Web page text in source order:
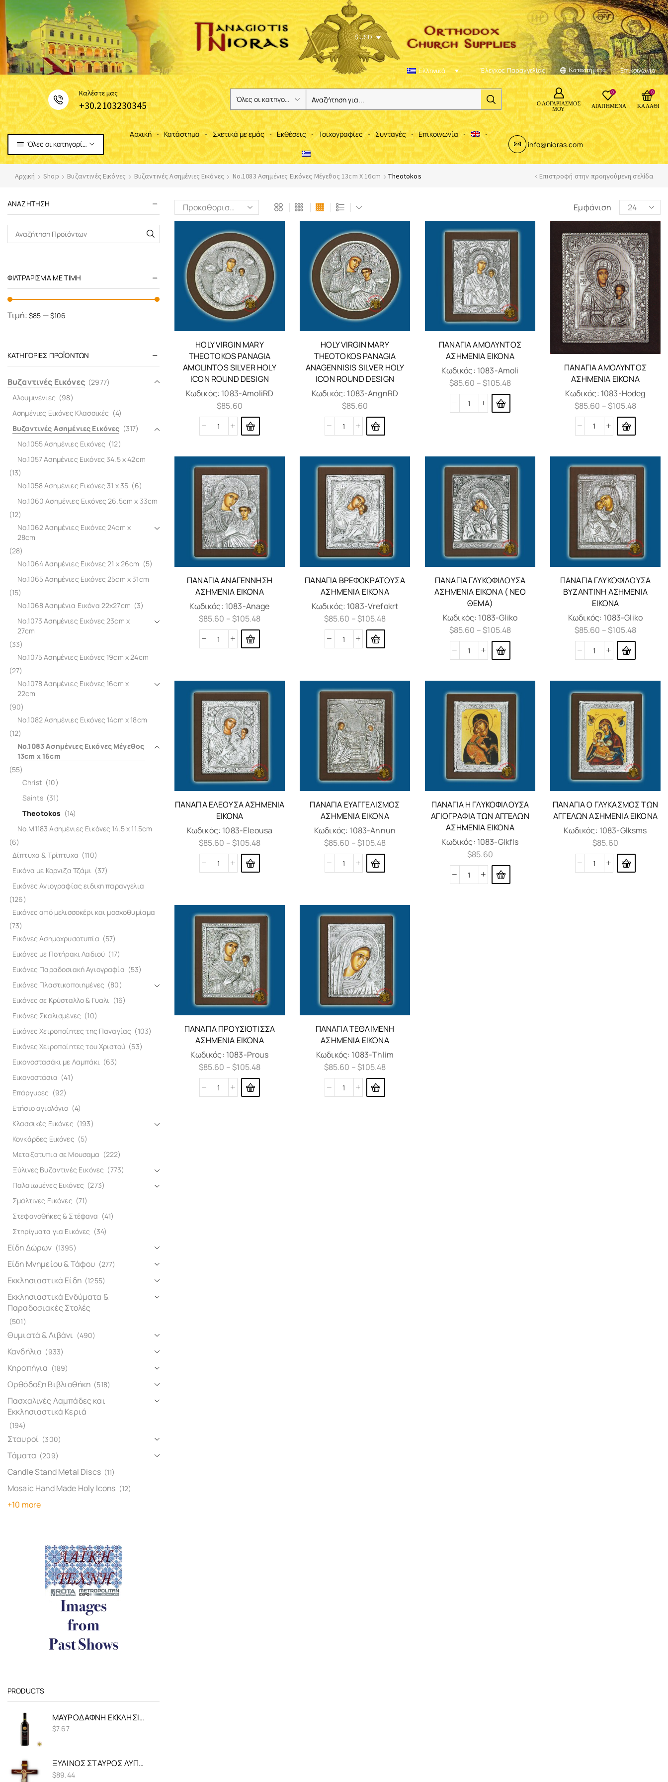
$ USD
Ελληνικά Έλεγχος Παραγγελίας Καταστήματα Επικοινωνία
Καλέστε μας
+30.2103230345
Ο ΛΟΓΑΡΙΑΣΜΌΣ
ΜΟΥ
0
ΑΓΑΠΗΜΈΝΑ
0
ΚΑΛΆΘΙ
Όλες οι κατηγορίες
Αρχική Κατάστημα Σχετικά με εμάς Εκθέσεις Τοιχογραφίες Συνταγές
Επικοινωνία
info@nioras.com
Αρχική Shop Βυζαντινές Εικόνες Βυζαντινές Ασημένιες Εικόνες No.1083 Ασημένιες Εικόνες Μέγεθος 13cm X 16cm Theotokos Επιστροφή στην προηγούμενη σελίδα
Εμφάνιση
HOLY VIRGIN MARY
THEOTOKOS PANAGIA
AMOLINTOS SILVER HOLY
ICON ROUND DESIGN
Κωδικός: 1083-AmoliRD
$85.60
HOLY VIRGIN MARY
THEOTOKOS PANAGIA
ANAGENNISIS SILVER HOLY
ICON ROUND DESIGN
Κωδικός: 1083-AngnRD
$85.60
ΠΑΝΑΓΊΑ ΑΜΌΛΥΝΤΟΣ
ΑΣΗΜΈΝΙΑ ΕΙΚΌΝΑ
Κωδικός: 1083-Amoli
$85.60 –$105.48
ΠΑΝΑΓΊΑ ΑΜΌΛΥΝΤΟΣ
ΑΣΗΜΈΝΙΑ ΕΙΚΌΝΑ
Κωδικός: 1083-Hodeg
$85.60 –$105.48
ΠΑΝΑΓΊΑ ΑΝΑΓΈΝΝΗΣΗ
ΑΣΗΜΈΝΙΑ ΕΙΚΌΝΑ
Κωδικός: 1083-Anage
$85.60 –$105.48
ΠΑΝΑΓΊΑ ΒΡΕΦΟΚΡΑΤΟΎΣΑ
ΑΣΗΜΈΝΙΑ ΕΙΚΌΝΑ
Κωδικός: 1083-Vrefokrt
$85.60 –$105.48
ΠΑΝΑΓΊΑ ΓΛΥΚΟΦΙΛΟΎΣΑ
ΑΣΗΜΈΝΙΑ ΕΙΚΌΝΑ ( ΝΕΟ
ΘΕΜΑ)
Κωδικός: 1083-Gliko
$85.60 –$105.48
ΠΑΝΑΓΊΑ ΓΛΥΚΟΦΙΛΟΎΣΑ
ΒΥΖΑΝΤΙΝΉ ΑΣΗΜΈΝΙΑ
ΕΙΚΌΝΑ
Κωδικός: 1083-Gliko
$85.60 –$105.48
ΠΑΝΑΓΊΑ ΕΛΕΟΎΣΑ ΑΣΗΜΈΝΙΑ
ΕΙΚΌΝΑ
Κωδικός: 1083-Eleousa
$85.60 –$105.48
ΠΑΝΑΓΊΑ ΕΥΑΓΓΕΛΙΣΜΟΣ
ΑΣΗΜΈΝΙΑ ΕΙΚΌΝΑ
Κωδικός: 1083-Annun
$85.60 –$105.48
ΠΑΝΑΓΊΑ Η ΓΛΥΚΟΦΙΛΟΎΣΑ
ΑΓΙΟΓΡΑΦΊΑ ΤΩΝ ΑΓΓΈΛΩΝ
ΑΣΗΜΈΝΙΑ ΕΙΚΌΝΑ
Κωδικός: 1083-Glkfls
$85.60
ΠΑΝΑΓΊΑ Ο ΓΛΥΚΑΣΜΌΣ ΤΩΝ
ΑΓΓΈΛΩΝ ΑΣΗΜΈΝΙΑ ΕΙΚΌΝΑ
Κωδικός: 1083-Glksms
$85.60
ΠΑΝΑΓΊΑ ΠΡΟΥΣΊΟΤΙΣΣΑ
ΑΣΗΜΈΝΙΑ ΕΙΚΌΝΑ
Κωδικός: 1083-Prous
$85.60 –$105.48
ΠΑΝΑΓΊΑ ΤΕΘΛΙΜΈΝΗ
ΑΣΗΜΈΝΙΑ ΕΙΚΌΝΑ
Κωδικός: 1083-Thlim
$85.60 –$105.48
ΑΝΑΖΉΤΗΣΗ
ΦΙΛΤΡΆΡΙΣΜΑ ΜΕ ΤΙΜΉ
Τιμή: $85 —$106
ΚΑΤΗΓΟΡΊΕΣ ΠΡΟΪΌΝΤΩΝ
Βυζαντινές Εικόνες (2977)
Αλουμινένιες (98)
Ασημένιες Εικόνες Κλασσικές (4)
Βυζαντινές Ασημένιες Εικόνες (317)
No.1055 Ασημένιες Εικόνες (12)
No.1057 Ασημένιες Εικόνες 34.5 x 42cm
(13)
No.1058 Ασημένιες Εικόνες 31 x 35 (6)
No.1060 Ασημένιες Εικόνες 26.5cm x 33cm
(12)
No.1062 Ασημένιες Εικόνες 24cm x
28cm
(28)
No.1064 Ασημένιες Εικόνες 21 x 26cm (5)
No.1065 Ασημένιες Εικόνες 25cm x 31cm
(15)
No.1068 Ασημένια Εικόνα 22x27cm (3)
No.1073 Ασημένιες Εικόνες 23cm x
27cm
(33)
No.1075 Ασημένιες Εικόνες 19cm x 24cm
(27)
No.1078 Ασημένιες Εικόνες 16cm x
22cm
(90)
No.1082 Ασημένιες Εικόνες 14cm x 18cm
(12)
No.1083 Ασημένιες Εικόνες Μέγεθος
13cm x 16cm
(55)
Christ (10)
Saints (31)
Theotokos (14)
No.M1183 Ασημένιες Εικόνες 14.5 x 11.5cm
(6)
Δίπτυχα & Τρίπτυχα (110)
Εικόνα με Κορνιζα Τζάμι (37)
Εικόνες Αγιογραφίας ειδικη παραγγελια
(126)
Εικόνες από μελισσοκέρι και μοσχοθυμίαμα
(73)
Εικόνες Ασημοχρυσοτυπία (57)
Εικόνες με Ποτήρακι Λαδιού (17)
Εικόνες Παραδοσιακή Αγιογραφία (53)
Εικόνες Πλαστικοποιημένες (80)
Εικόνες σε Κρύσταλλο & Γυαλι (16)
Εικόνες Σκαλισμένες (10)
Εικόνες Χειροποίητες της Παναγίας (103)
Εικόνες Χειροποίητες του Χριστού (53)
Εικονοστασάκι με Λαμπάκι (63)
Εικονοστάσια (41)
Επάργυρες (92)
Ετήσιο αγιολόγιο (4)
Κλασσικές Εικόνες (193)
Κονκάρδες Εικόνες (5)
Μεταξοτυπια σε Μουσαμα (222)
Ξύλινες Βυζαντινές Εικόνες (773)
Παλαιωμένες Εικόνες (273)
Σμάλτινες Εικόνες (71)
Στεφανοθήκες & Στέφανα (41)
Στηρίγματα για Εικόνες (34)
Είδη Δώρων (1395)
Είδη Μνημείου & Τάφου (277)
Εκκλησιαστικά Είδη (1255)
Εκκλησιαστικά Ενδύματα &
Παραδοσιακές Στολές
(501)
Θυμιατά & Λιβάνι (490)
Κανδήλια (933)
Κηροπήγια (189)
Ορθόδοξη Βιβλιοθήκη (518)
Πασχαλινές Λαμπάδες και
Εκκλησιαστικά Κεριά
(194)
Σταυροί (300)
Τάματα (209)
Candle Stand Metal Discs (11)
Mosaic Hand Made Holy Icons (12)
+10 more
PRODUCTS
ΜΑΥΡΟΔΆΦΝΗ ΕΚΚΛΗΣΙΑΣΤΙΚΌΣ ΟΊΝΟΣ 375ML
$7.67
ΞΎΛΙΝΟΣ ΣΤΑΎΡΟΣ ΛΥΠΗΤΕΡΆ ΣΧΈΔΙΟ 20X45CM
$89.44